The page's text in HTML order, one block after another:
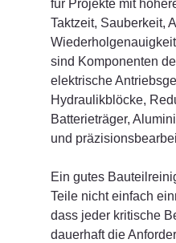
für Projekte mit
Taktzeit, Sauberkeit,
sind Komponenten
elektrische
Hydraulikblöcke,
Batterieträger,
und
Ein gutes
Teile nicht einfach
dass jeder kritische
dauerhaft die